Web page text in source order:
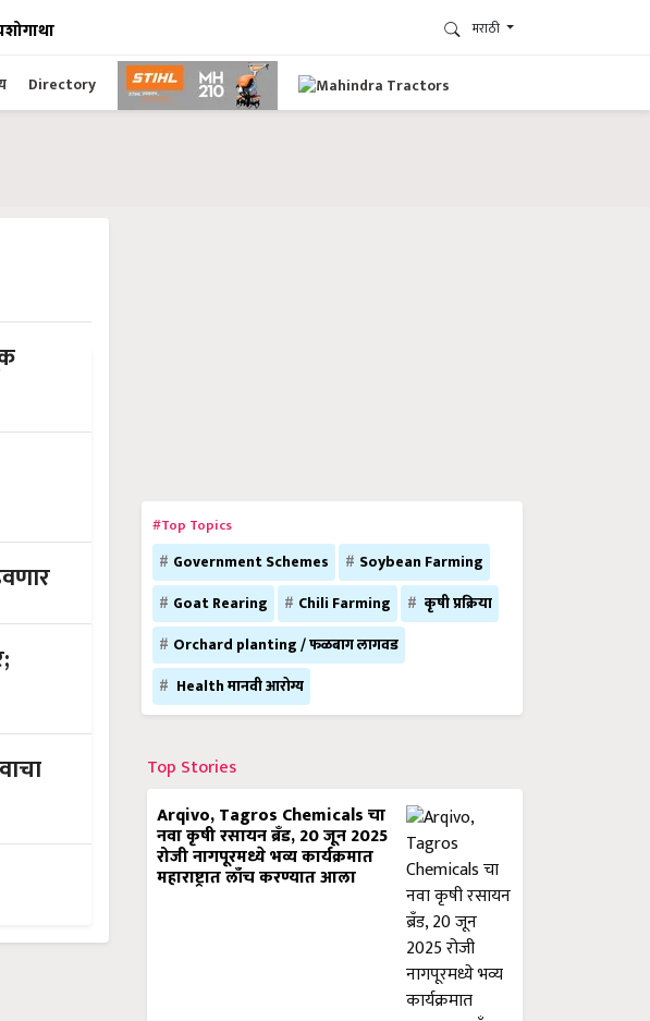
मराठी
Directory
#Top Topics
Government Schemes
Soybean Farming
Goat Rearing
Chili Farming
कृषी प्रक्रिया
Orchard planting / फळबाग लागवड
Health मानवी आरोग्य
Top Stories
Arqivo, Tagros Chemicals चा
नवा कृषी रसायन ब्रँड, 20 जून 2025
रोजी नागपूरमध्ये भव्य कार्यक्रमात
महाराष्ट्रात लाँच करण्यात आला